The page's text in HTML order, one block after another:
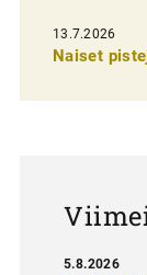
e
13.7.2026
Naiset
5.8.2026